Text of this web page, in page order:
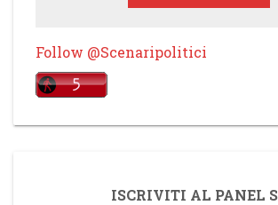
Follow @Scenaripolitici
ISCRIVITI AL PANEL